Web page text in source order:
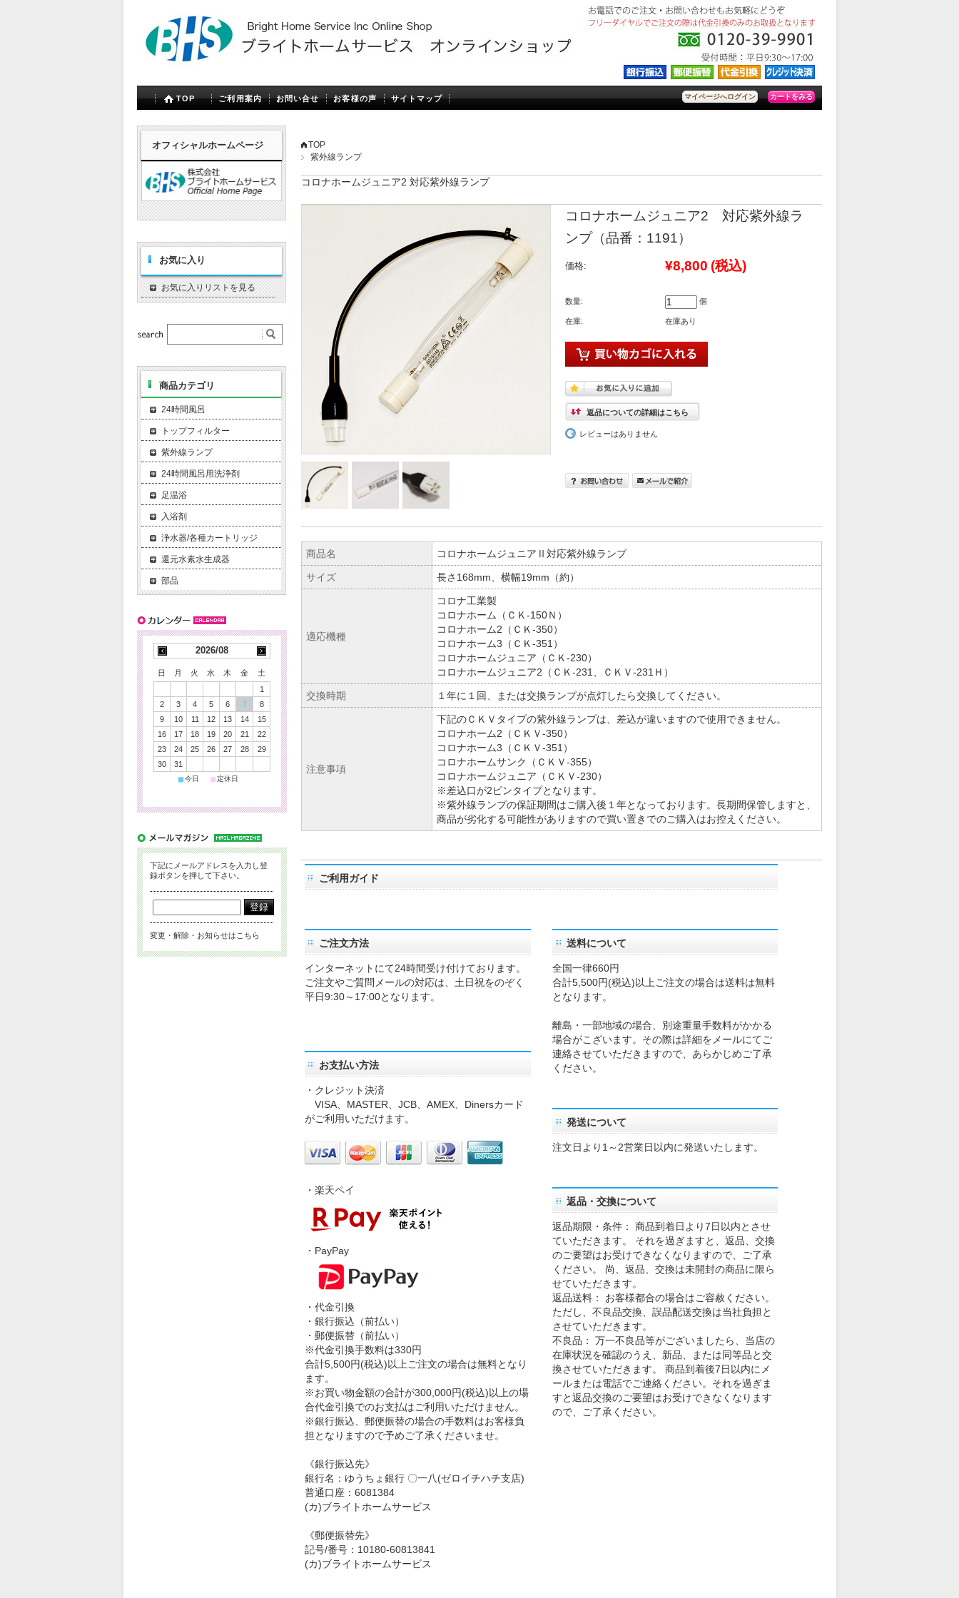
マイページへログイン カートをみる
TOP ご利用案内 お問い合せ お客様の声 サイトマップ
TOP
紫外線ランプ
コロナホームジュニア2 対応紫外線ランプ
コロナホームジュニア2 対応紫外線ラ
ンプ（品番：1191）
価格: ¥8,800 (税込)
数量: 個
在庫: 在庫あり
返品についての詳細はこちら
レビューはありません
商品名 コロナホームジュニアⅡ対応紫外線ランプ
サイズ 長さ168mm、横幅19mm（約）
適応機種
コロナ工業製
コロナホーム（ＣＫ-150Ｎ）
コロナホーム2（ＣＫ-350）
コロナホーム3（ＣＫ-351）
コロナホームジュニア（ＣＫ-230）
コロナホームジュニア2（ＣＫ-231、ＣＫＶ-231Ｈ）
交換時期 １年に１回、または交換ランプが点灯したら交換してください。
注意事項
下記のＣＫＶタイプの紫外線ランプは、差込が違いますので使用できません。
コロナホーム2（ＣＫＶ-350）
コロナホーム3（ＣＫＶ-351）
コロナホームサンク（ＣＫＶ-355）
コロナホームジュニア（ＣＫＶ-230）
※差込口が2ピンタイプとなります。
※紫外線ランプの保証期間はご購入後１年となっております。長期間保管しますと、
商品が劣化する可能性がありますので買い置きでのご購入はお控えください。
ご利用ガイド
ご注文方法
インターネットにて24時間受け付けております。
ご注文やご質問メールの対応は、土日祝をのぞく
平日9:30～17:00となります。
お支払い方法
・クレジット決済
VISA、MASTER、JCB、AMEX、Dinersカード
がご利用いただけます。
・楽天ペイ
・PayPay
・代金引換
・銀行振込（前払い）
・郵便振替（前払い）
※代金引換手数料は330円
合計5,500円(税込)以上ご注文の場合は無料となり
ます。
※お買い物金額の合計が300,000円(税込)以上の場
合代金引換でのお支払はご利用いただけません。
※銀行振込、郵便振替の場合の手数料はお客様負
担となりますので予めご了承くださいませ。
《銀行振込先》
銀行名：ゆうちょ銀行 〇一八(ゼロイチハチ支店)
普通口座：6081384
(カ)ブライトホームサービス
《郵便振替先》
記号/番号：10180-60813841
(カ)ブライトホームサービス
送料について
全国一律660円
合計5,500円(税込)以上ご注文の場合は送料は無料
となります。
離島・一部地域の場合、別途重量手数料がかかる
場合がこざいます。その際は詳細をメールにてご
連絡させていただきますので、あらかじめご了承
ください。
発送について
注文日より1～2営業日以内に発送いたします。
返品・交換について
返品期限・条件： 商品到着日より7日以内とさせ
ていただきます。 それを過ぎますと、返品、交換
のご要望はお受けできなくなりますので、ご了承
ください。 尚、返品、交換は未開封の商品に限ら
せていただきます。
返品送料： お客様都合の場合はご容赦ください。
ただし、不良品交換、誤品配送交換は当社負担と
させていただきます。
不良品： 万一不良品等がございましたら、当店の
在庫状況を確認のうえ、新品、または同等品と交
換させていただきます。 商品到着後7日以内にメ
ールまたは電話でご連絡ください。それを過ぎま
すと返品交換のご要望はお受けできなくなります
ので、ご了承ください。
オフィシャルホームページ
お気に入り
お気に入りリストを見る
商品カテゴリ
24時間風呂
トップフィルター
紫外線ランプ
24時間風呂用洗浄剤
足温浴
入浴剤
浄水器/各種カートリッジ
還元水素水生成器
部品
2026/08
日 月 火 水 木 金
土
1
2
3 4 5 6 7
8
9
10 11 12 13 14
15
16
17 18 19 20 21
22
23
24 25 26 27 28
29
30
31
■今日 ■定休日
下記にメールアドレスを入力し登
録ボタンを押して下さい。
変更・解除・お知らせはこちら